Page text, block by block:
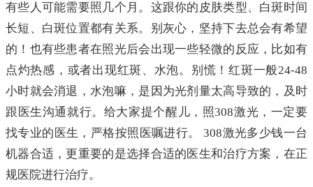
有些人可能需要照几个月。这跟你的皮肤类型、白斑时间
长短、白斑位置都有关系。别灰心，坚持下去总会有希望
的！也有些患者在照光后会出现一些轻微的反应，比如有
点灼热感，或者出现红斑、水泡。别慌！红斑一般24-48
小时就会消退，水泡嘛，是因为光剂量太高导致的，及时
跟医生沟通就行。给大家提个醒儿，照308激光，一定要
找专业的医生，严格按照医嘱进行。 308激光多少钱一台
机器合适，更重要的是选择合适的医生和治疗方案，在正
规医院进行治疗。